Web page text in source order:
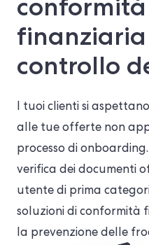
finanziaria
controllo
I tuoi clienti si
alle tue offerte non
processo di
verifica dei documenti
utente di prima
soluzioni di conformità
la prevenzione delle